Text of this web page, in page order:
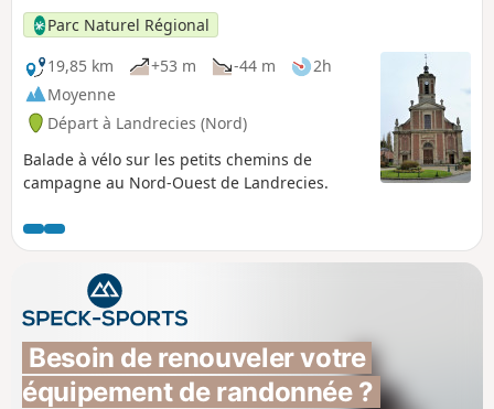
Parc Naturel Régional
19,85 km
+53 m -44 m
2h
Moyenne
Départ à Landrecies (Nord)
Balade à vélo sur les petits chemins de
campagne au Nord-Ouest de Landrecies.
Besoin de renouveler votre
équipement de randonnée ?